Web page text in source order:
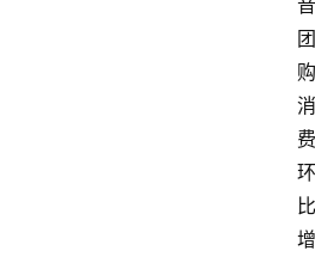
音
团
购
消
费
环
比
增